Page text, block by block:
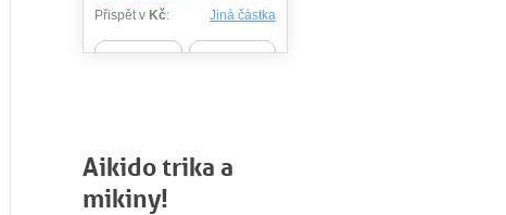
Aikido trika a
mikiny!